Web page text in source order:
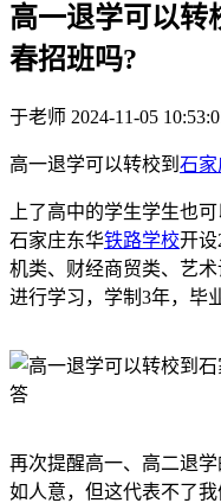
高一退学可以转
春招班吗?
于老师 2024-11-05
高一退学可以转校到 石
上了高中的学生学生也
石家庄东华铁路学校开设
机类、财经商贸类、艺
进行学习，学制3年，毕
再次提醒高一、高二退
如人意，但这代表不了